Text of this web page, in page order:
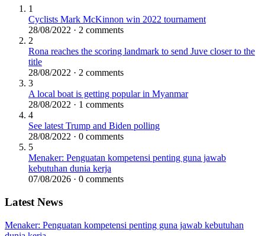
1
Cyclists Mark McKinnon win 2022 tournament
28/08/2022 · 2 comments
2
Rona reaches the scoring landmark to send Juve closer to the
title
28/08/2022 · 2 comments
3
A local boat is getting popular in Myanmar
28/08/2022 · 1 comments
4
See latest Trump and Biden polling
28/08/2022 · 0 comments
5
Menaker: Penguatan kompetensi penting guna jawab
kebutuhan dunia kerja
07/08/2026 · 0 comments
Latest News
Menaker: Penguatan kompetensi penting guna jawab kebutuhan